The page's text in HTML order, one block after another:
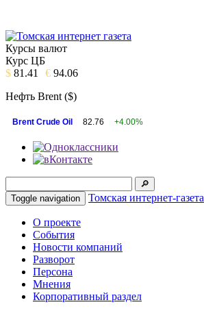
Курсы валют
Курс ЦБ
$ 81.41 € 94.06
Нефть Brent ($)
Brent Crude Oil 82.76 +4.00%
Toggle navigation Томская интернет-газета
О проекте
События
Новости компаний
Разворот
Персона
Мнения
Корпоративный раздел